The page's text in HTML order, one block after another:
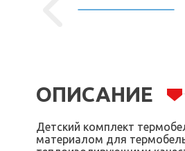
ОПИСАНИЕ
Детский комплект
материалом для